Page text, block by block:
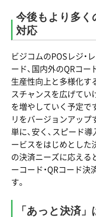
今後もより多く
対応
ビジコムのPOSレジ・
ード、国内外のQRコ
生産性向上と多様化す
スチャンスを広げてい
を増やしていく予定で
リをバージョンアップ
単に、安く、スピード
ービスをはじめとした
の決済ニーズに応える
ーコード・QRコード
す。
「あっと決済